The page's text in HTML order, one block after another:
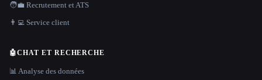
🧑‍💼 Recrutement et ATS
👨‍💻 Service client
🤖CHAT ET RECHERCHE
📊 Analyse des données